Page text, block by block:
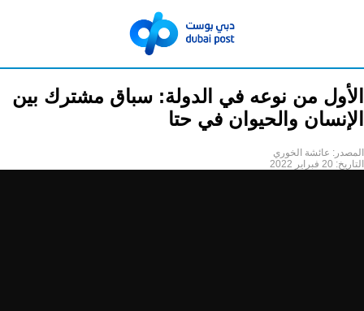
الأول من نوعه في الدولة: سباق مشترك بين
الإنسان والحيوان في حتا
المصدر: عائشة الخوري
التاريخ: 20 فبراير 2022